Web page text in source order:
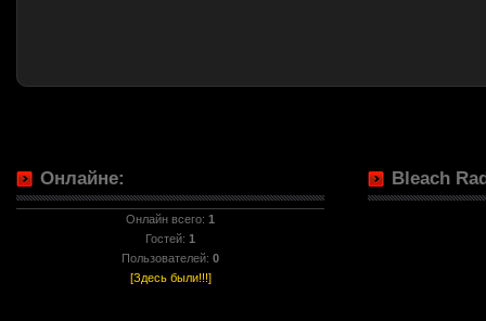
Онлайне:
Онлайн всего: 1
Гостей: 1
Пользователей: 0
[Здесь были!!!]
Bleach